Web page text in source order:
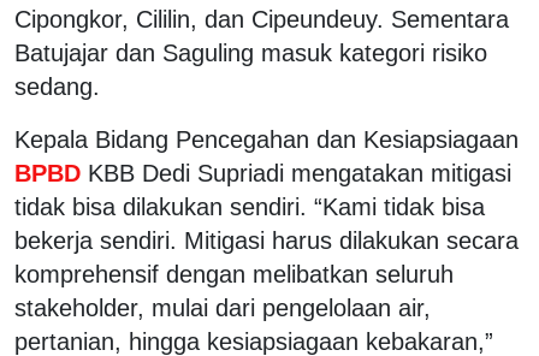
Cipongkor, Cililin, dan Cipeundeuy. Sementara
Batujajar dan Saguling masuk kategori risiko
sedang.
Kepala Bidang Pencegahan dan Kesiapsiagaan
BPBD KBB Dedi Supriadi mengatakan mitigasi
tidak bisa dilakukan sendiri. “Kami tidak bisa
bekerja sendiri. Mitigasi harus dilakukan secara
komprehensif dengan melibatkan seluruh
stakeholder, mulai dari pengelolaan air,
pertanian, hingga kesiapsiagaan kebakaran,”